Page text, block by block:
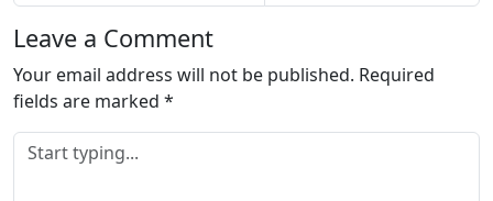
Leave a Comment
Your email address will not be published. Required
fields are marked *